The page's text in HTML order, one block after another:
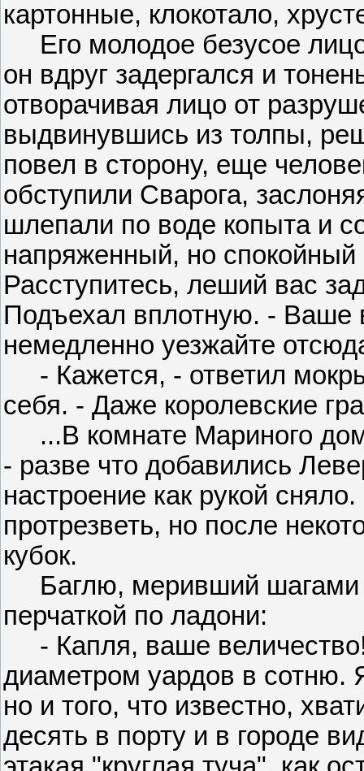
картонные, клокотало,
Его молодое безусое
он вдруг задергался и
отворачивая лицо от
выдвинувшись из толпы,
повел в сторону, еще
обступили Сварога,
шлепали по воде копыта и
напряженный, но спокойный
Расступитесь, леший вас
Подъехал вплотную. - Ваше
немедленно уезжайте
- Кажется, - ответил
себя. - Даже королевские
...В комнате Мариного
- разве что добавились
настроение как рукой
протрезветь, но после
кубок.
Баглю, меривший шагами
перчаткой по ладони:
- Капля, ваше
диаметром уардов в сотню.
но и того, что известно,
десять в порту и в городе